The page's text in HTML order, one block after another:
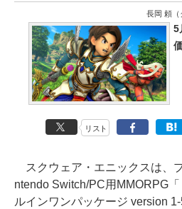
長岡 頼（
5
リスト
スクウェア・エニックスは、
ntendo Switch/PC用MMORPG
ルインワンパッケージ version